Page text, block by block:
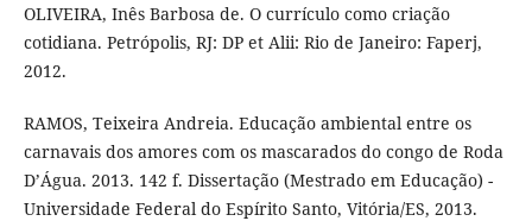
OLIVEIRA, Inês Barbosa de. O currículo como criação
cotidiana. Petrópolis, RJ: DP et Alii: Rio de Janeiro: Faperj,
2012.
RAMOS, Teixeira Andreia. Educação ambiental entre os
carnavais dos amores com os mascarados do congo de Roda
D’Água. 2013. 142 f. Dissertação (Mestrado em Educação) -
Universidade Federal do Espírito Santo, Vitória/ES, 2013.